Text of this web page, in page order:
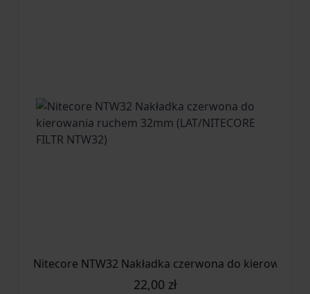
Nitecore NTW32 Nakładka czerwona do kierowania
22,00 zł